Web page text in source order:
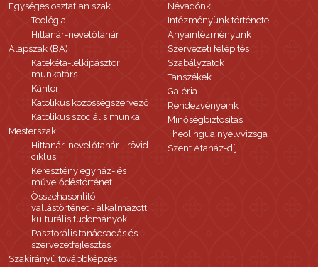
Egységes osztatlan szak
Teológia
Hittanár-nevelőtanár
Alapszak (BA)
Katekéta-lelkipásztori
munkatárs
Kántor
Katolikus közösségszervező
Katolikus szociális munka
Mesterszak
Hittanár-nevelőtanár - rövid
ciklus
Keresztény egyház- és
művelődéstörténet
Összehasonlító
vallástörténet - alkalmazott
kulturális tudományok
Pasztorális tanácsadás és
szervezetfejlesztés
Szakirányú továbbképzés
Névadónk
Intézményünk története
Anyaintézményünk
Szervezeti felépítés
Szabályzatok
Tanszékek
Galéria
Rendezvényeink
Minőségbiztosítás
Theolingua nyelvvizsga
Szent Atanáz-díj